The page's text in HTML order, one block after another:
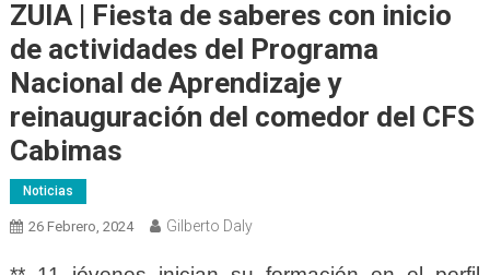
ZUIA | Fiesta de saberes con inicio
de actividades del Programa
Nacional de Aprendizaje y
reinauguración del comedor del CFS
Cabimas
Noticias
26 Febrero, 2024 Gilberto Daly